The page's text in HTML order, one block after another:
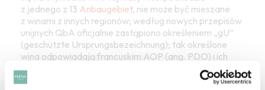
z jednego z 13 Anbaugebiet, nie może być mieszane
z winami z innych regionów; według nowych przepisów
unijnych QbA oficjalnie zastąpiono określeniem „gU”
(geschützte Ursprungsbezeichnung); tak określone
wina odpowiadają francuskim AOP (ang. PDO) i ich
odpowiednikom w innych krajach europejskich